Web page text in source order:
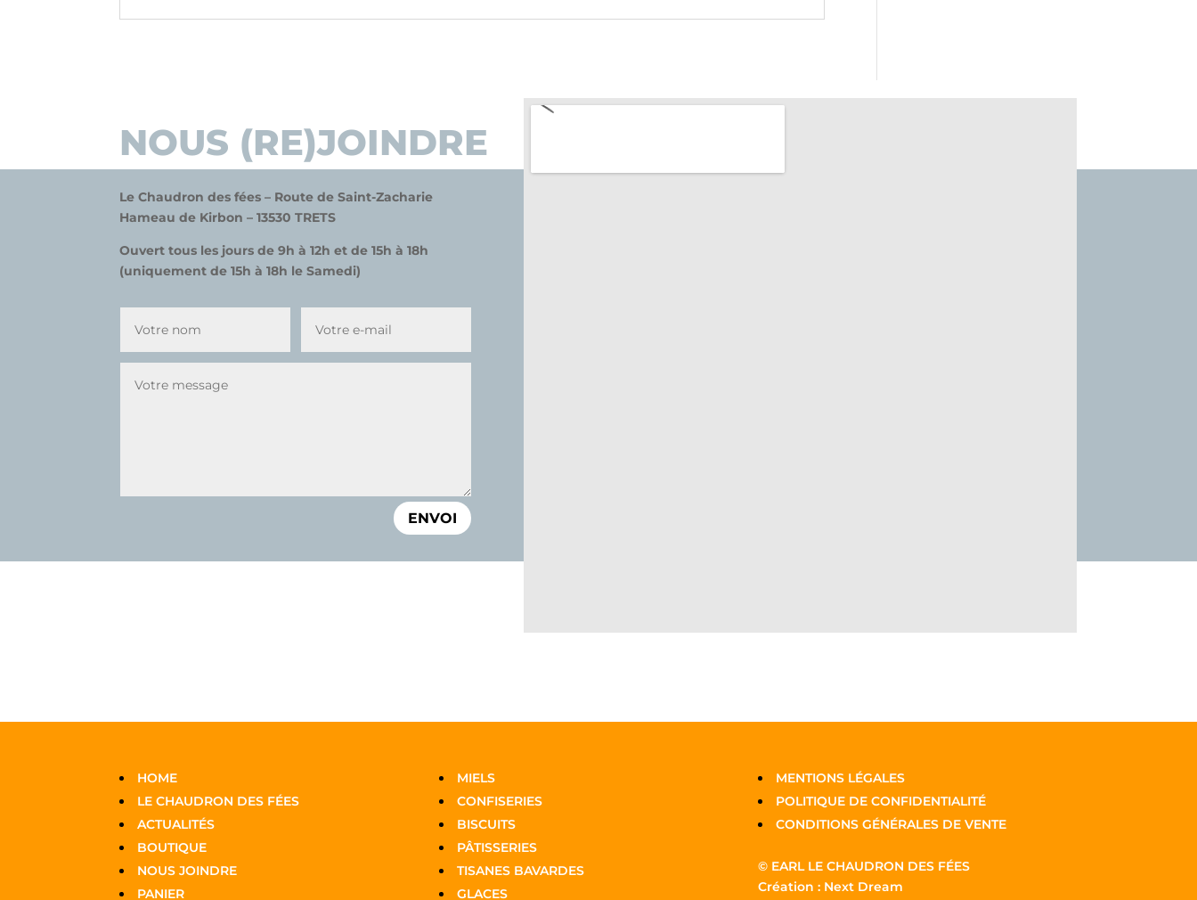
NOUS (RE)JOINDRE
Le Chaudron des fées – Route de Saint-Zacharie
Hameau de Kirbon –13530 TRETS
Ouvert tous les jours de 9h à 12h et de 15h à 18h
(uniquement de 15h à 18h le Samedi)
ENVOI
HOME
LE CHAUDRON DES FÉES
ACTUALITÉS
BOUTIQUE
NOUS JOINDRE
PANIER
MIELS
CONFISERIES
BISCUITS
PÂTISSERIES
TISANES BAVARDES
GLACES
MENTIONS LÉGALES
POLITIQUE DE CONFIDENTIALITÉ
CONDITIONS GÉNÉRALES DE VENTE
© EARL LE CHAUDRON DES FÉES
Création : Next Dream